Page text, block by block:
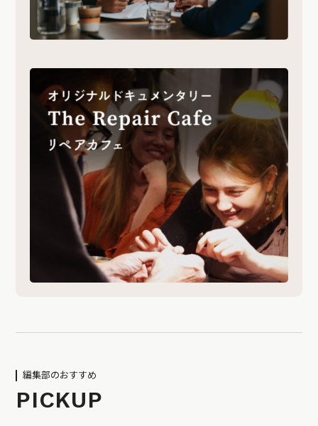
編集部のおすすめ
PICKUP